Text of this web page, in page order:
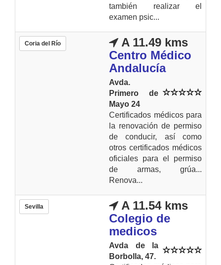
también realizar el
examen psic...
Coria del Río
A 11.49 kms
Centro Médico
Andalucía
Avda.
Primero de
Mayo 24
Certificados médicos para
la renovación de permiso
de conducir, así como
otros certificados médicos
oficiales para el permiso
de armas, grúa...
Renova...
Sevilla
A 11.54 kms
Colegio de
medicos
Avda de la
Borbolla, 47.